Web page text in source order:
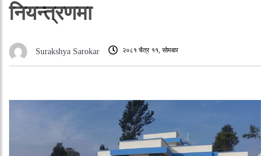
नियन्त्रणमा
Surakshya Sarokar २०८१ चैत्र ११, सोमबार